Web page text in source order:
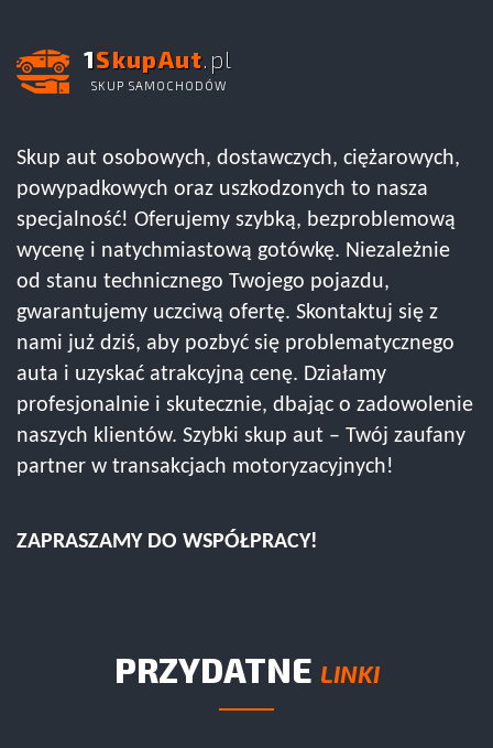
1SkupAut.pl
SKUP SAMOCHODÓW
Skup aut osobowych, dostawczych, ciężarowych,
powypadkowych oraz uszkodzonych to nasza
specjalność! Oferujemy szybką, bezproblemową
wycenę i natychmiastową gotówkę. Niezależnie
od stanu technicznego Twojego pojazdu,
gwarantujemy uczciwą ofertę. Skontaktuj się z
nami już dziś, aby pozbyć się problematycznego
auta i uzyskać atrakcyjną cenę. Działamy
profesjonalnie i skutecznie, dbając o zadowolenie
naszych klientów. Szybki skup aut – Twój zaufany
partner w transakcjach motoryzacyjnych!
ZAPRASZAMY DO WSPÓŁPRACY!
PRZYDATNE LINKI